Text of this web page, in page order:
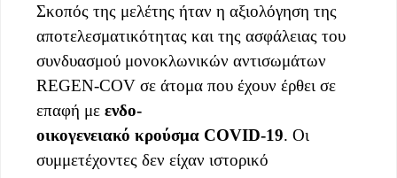
Σκοπός της μελέτης ήταν η αξιολόγηση της
αποτελεσματικότητας και της ασφάλειας του
συνδυασμού μονοκλωνικών αντισωμάτων
REGEN-COV σε άτομα που έχουν έρθει σε
επαφή με ενδο-
οικογενειακό κρούσμα COVID-19. Οι
συμμετέχοντες δεν είχαν ιστορικό